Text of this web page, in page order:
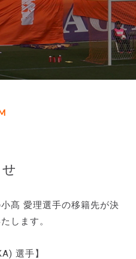
髙 愛理選手の移籍先が決
します。
選手】